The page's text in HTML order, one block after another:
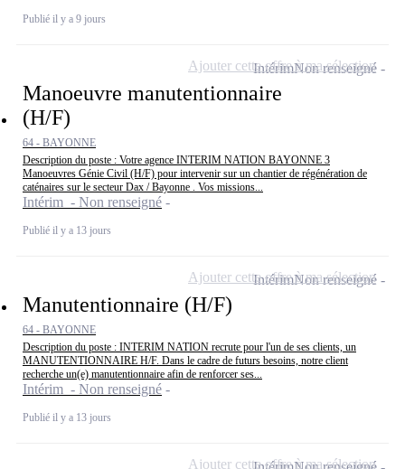
Publié il y a 9 jours
Manoeuvre manutentionnaire
(H/F)
64 - BAYONNE
Description du poste : Votre agence INTERIM NATION BAYONNE 3
Manoeuvres Génie Civil (H/F) pour intervenir sur un chantier de régénération de
caténaires sur le secteur Dax / Bayonne . Vos missions...
Intérim - Non renseigné
Publié il y a 13 jours
IntérimNon renseigné
Ajouter cette offre à ma sélection
Manutentionnaire (H/F)
64 - BAYONNE
Description du poste : INTERIM NATION recrute pour l'un de ses clients, un
MANUTENTIONNAIRE H/F. Dans le cadre de futurs besoins, notre client
recherche un(e) manutentionnaire afin de renforcer ses...
Intérim - Non renseigné
Publié il y a 13 jours
IntérimNon renseigné
Ajouter cette offre à ma sélection
Ajouter cette offre à ma sélection